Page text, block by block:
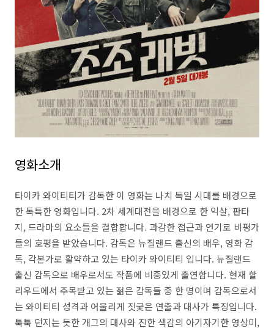
영화소개
타이카 와이티티가 감독한 이 영화는 나치 독일 시대를 배경으로
한 독특한 영화입니다. 2차 세계대전을 배경으로 한 익살, 판타
지, 드라마의 요소들을 결합합니다. 과감한 접근과 연기로 비평가
들의 호평을 받았습니다. 감독은 뉴질랜드 출신의 배우, 영화 감
독, 각본가로 활약하고 있는 타이카 와이티티 입니다. 뉴질랜드
출신 감독으로 배우로서도 작품에 비중있게 출연합니다. 현재 할
리우드에서 주목받고 있는 젊은 감독들 중 한 명이며 감독으로서
는 와이티티 성격과 어울리게 짓궂은 연출과 대사가 특징입니다.
툭툭 던지는 듯한 개그의 대사와 진한 색감의 아기자기한 영상미,